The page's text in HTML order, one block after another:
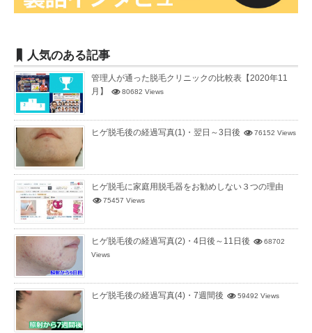
人気のある記事
管理人が通った脱毛クリニックの比較表【2020年11
月】
80682 Views
ヒゲ脱毛後の経過写真(1)・翌日～3日後 76152 Views
ヒゲ脱毛に家庭用脱毛器をお勧めしない３つの理由
75457 Views
ヒゲ脱毛後の経過写真(2)・4日後～11日後
68702
Views
ヒゲ脱毛後の経過写真(4)・7週間後 59492 Views